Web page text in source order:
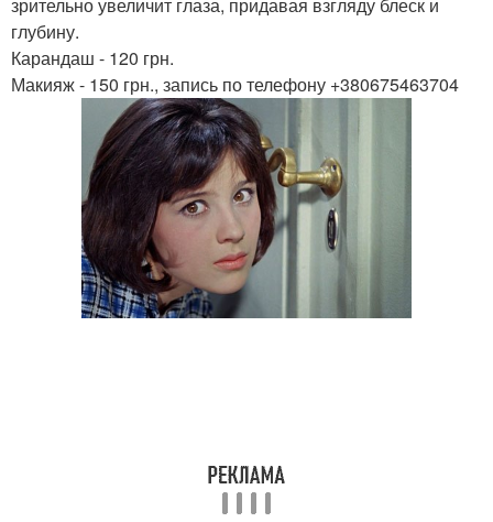
глубину.
Карандаш - 120 грн.
Макияж - 150 грн., запись по телефону +380675463704